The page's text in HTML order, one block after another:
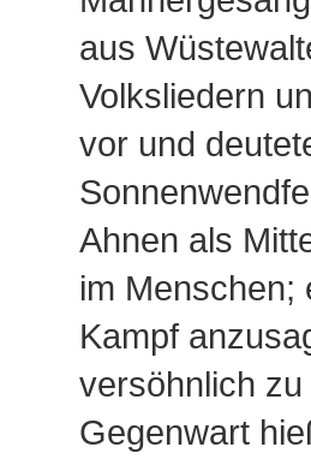
aus
Volksliedern
vor und
Ahnen als
im Menschen;
Kampf
versöhnlich
Gegenwart